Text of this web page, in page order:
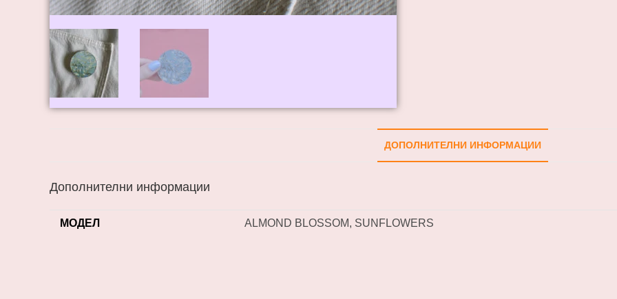
ДОПОЛНИТЕЛНИ ИНФОРМАЦИИ
Дополнителни информации
МОДЕЛ ALMOND BLOSSOM, SUNFLOWERS